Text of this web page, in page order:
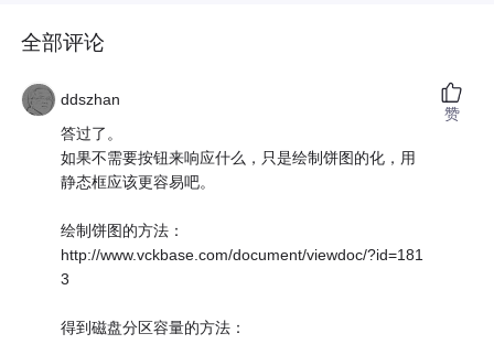
全部评论
ddszhan
答过了。
如果不需要按钮来响应什么，只是绘制饼图的化，用
静态框应该更容易吧。
绘制饼图的方法：
http://www.vckbase.com/document/viewdoc/?id=181
3
得到磁盘分区容量的方法：
赞